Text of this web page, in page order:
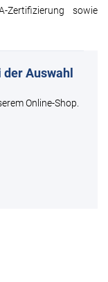
sowie
Auswahl
Online-Shop.